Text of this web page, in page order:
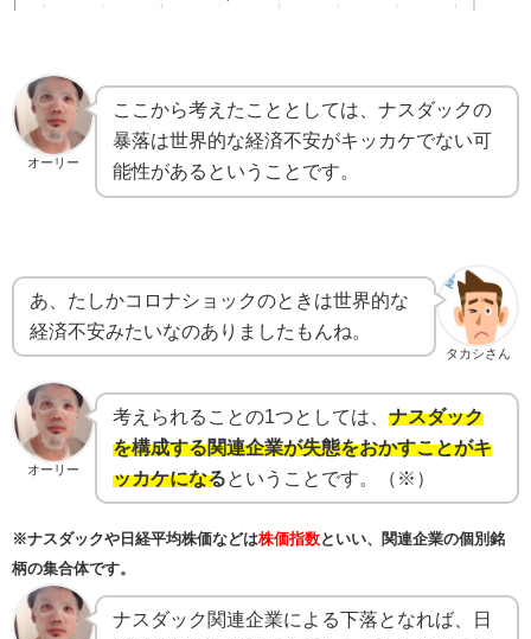
オーリー
ここから考えたこととしては、ナスダックの
暴落は世界的な経済不安がキッカケでない可
能性があるということです。
タカシさん
あ、たしかコロナショックのときは世界的な
経済不安みたいなのありましたもんね。
オーリー
考えられることの1つとしては、 ナスダック
を構成する関連企業が失態をおかすことがキ
ッカケになる ということです。（※）
※ナスダックや日経平均株価などは株価指数といい、関連企業の個別銘
柄の集合体です。
ナスダック関連企業による下落となれば、日